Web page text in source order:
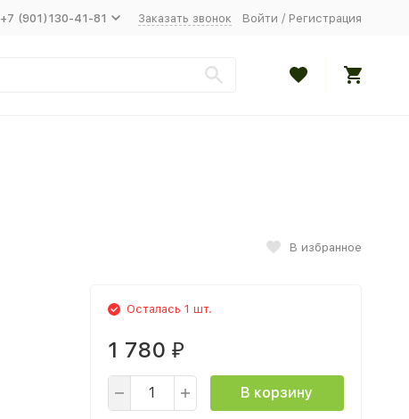
+7 (901)130-41-81 Заказать звонок Войти / Регистрация
В избранное
Осталась 1 шт.
1 780 ₽
В корзину